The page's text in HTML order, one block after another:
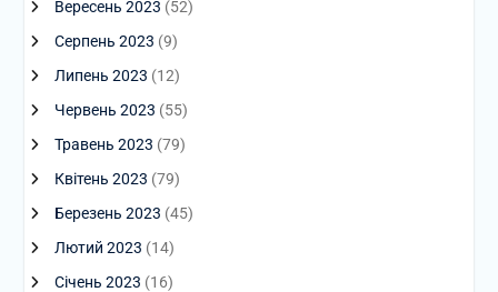
Вересень 2023 (52)
Серпень 2023 (9)
Липень 2023 (12)
Червень 2023 (55)
Травень 2023 (79)
Квітень 2023 (79)
Березень 2023 (45)
Лютий 2023 (14)
Січень 2023 (16)